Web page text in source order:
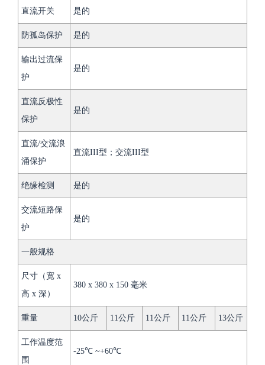
直流开关 是的
防孤岛保护 是的
输出过流保
护
是的
直流反极性
保护
是的
直流/交流浪
涌保护
直流III型；交流III型
绝缘检测 是的
交流短路保
护
是的
一般规格
尺寸（宽 x
高 x 深）
380 x 380 x 150 毫米
重量 10公斤 11公斤 11公斤 11公斤 13公斤
工作温度范
围
-25℃ ~+60℃